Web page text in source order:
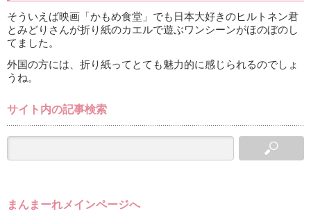
そういえば映画「かもめ食堂」でも日本大好きのヒルトネン君
とみどりさんが折り紙のカエルで遊ぶワンシーンがほのぼのし
てました。
外国の方には、折り紙ってとても魅力的に感じられるのでしょ
うね。
サイト内の記事検索
まんまーれメインページへ